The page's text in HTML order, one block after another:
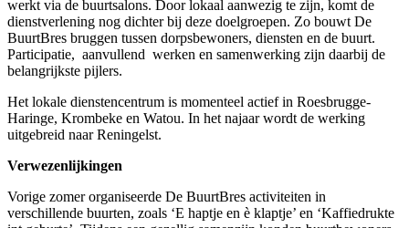
werkt via de buurtsalons. Door lokaal aanwezig te zijn, komt de
dienstverlening nog dichter bij deze doelgroepen. Zo bouwt De
BuurtBres bruggen tussen dorpsbewoners, diensten en de buurt.
Participatie, aanvullend werken en samenwerking zijn daarbij de
belangrijkste pijlers.
Het lokale dienstencentrum is momenteel actief in Roesbrugge-
Haringe, Krombeke en Watou. In het najaar wordt de werking
uitgebreid naar Reningelst.
Verwezenlijkingen
Vorige zomer organiseerde De BuurtBres activiteiten in
verschillende buurten, zoals ‘E haptje en è klaptje’ en ‘Kaffiedrukte